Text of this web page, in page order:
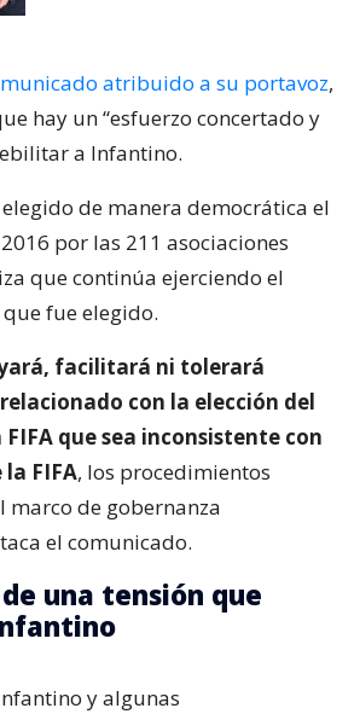
atribuido a su portavoz,
hay un “esfuerzo concertado y
a Infantino.
de manera democrática el
por las 211 asociaciones
que continúa ejerciendo el
fue elegido.
facilitará ni tolerará
con la elección del
que sea inconsistente con
FIFA, los procedimientos
marco de gobernanza
el comunicado.
una tensión que
y algunas